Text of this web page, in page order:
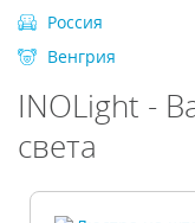
Россия
Венгрия
INOLight -
света